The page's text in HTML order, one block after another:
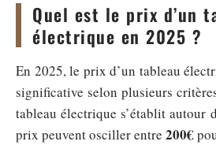
Quel est le prix d’un
électrique en 2025 ?
En 2025, le prix d’un tableau
significative selon plusieurs
tableau électrique s’établit autour
prix peuvent osciller entre 200€